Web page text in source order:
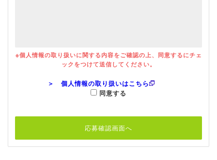
※個人情報の取り扱いに関する内容をご確認の上、同意するにチェ
ックをつけて送信してください。
＞ 個人情報の取り扱いはこちら
同意する